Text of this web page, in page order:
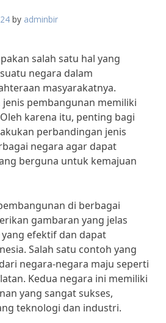
by adminbir
salah satu hal yang
negara dalam
masyarakatnya.
pembangunan memiliki
karena itu, penting bagi
perbandingan jenis
negara agar dapat
berguna untuk kemajuan
di berbagai
gambaran yang jelas
efektif dan dapat
Salah satu contoh yang
negara-negara maju seperti
Kedua negara ini memiliki
yang sangat sukses,
teknologi dan industri.